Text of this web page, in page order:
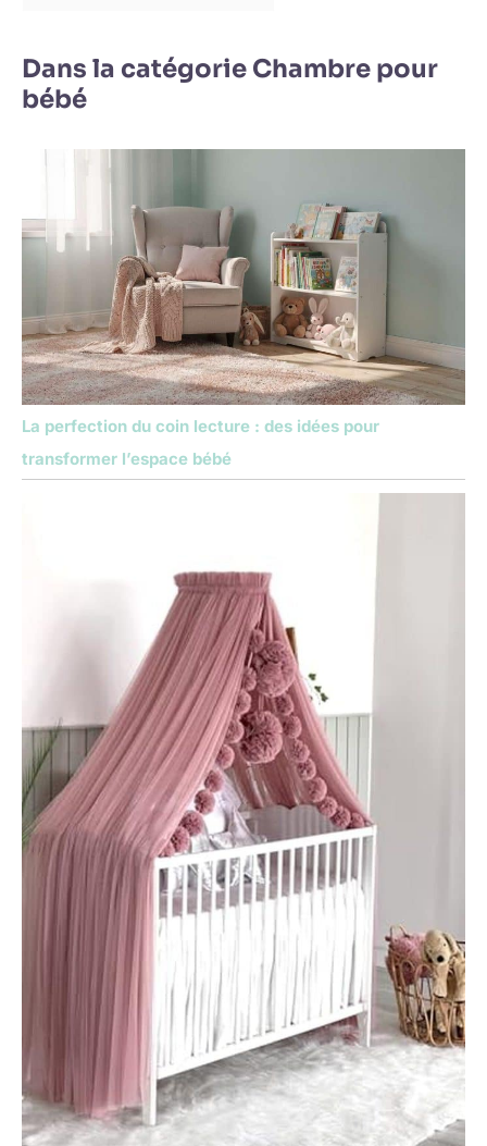
Dans la catégorie Chambre pour
bébé
La perfection du coin lecture : des idées pour
transformer l’espace bébé